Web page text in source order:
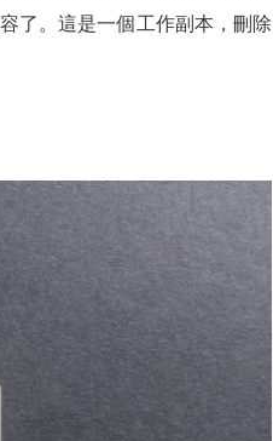
了。這是一個工作副本，刪除